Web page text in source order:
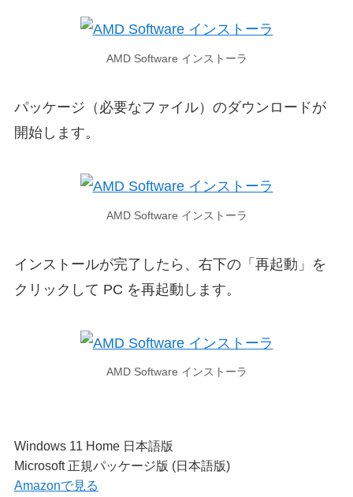
AMD Software インストーラ
パッケージ（必要なファイル）のダウンロードが
開始します。
AMD Software インストーラ
インストールが完了したら、右下の「再起動」を
クリックして PC を再起動します。
AMD Software インストーラ
Windows 11 Home 日本語版
Microsoft 正規パッケージ版 (日本語版)
Amazonで見る